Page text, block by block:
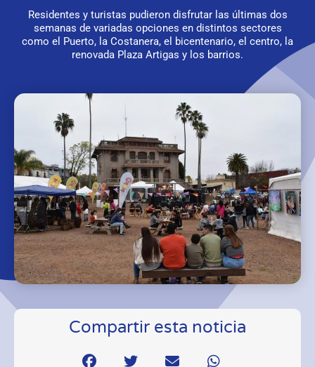
Residentes y turistas pudieron disfrutar las últimas dos
semanas de variadas opciones en distintos sectores
como el Puerto, la Costanera, el bicentenario, el centro, la
renovada Plaza Artigas y los barrios.
Compartir esta noticia